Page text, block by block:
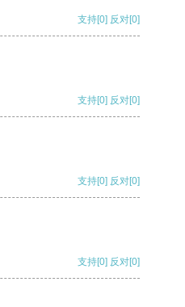
支持[0] 反对[0]
支持[0] 反对[0]
支持[0] 反对[0]
支持[0] 反对[0]